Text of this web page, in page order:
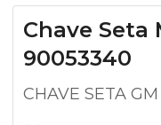
Chave Seta
90053340
CHAVE SETA